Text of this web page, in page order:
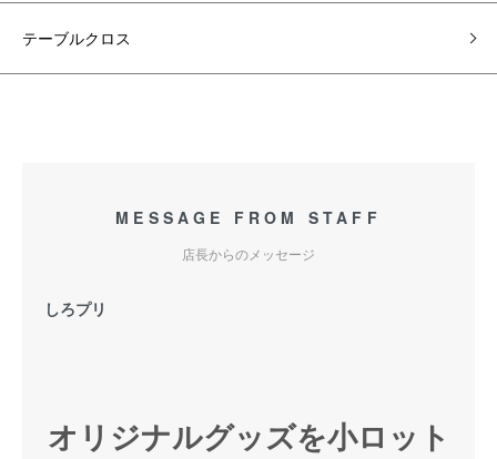
テーブルクロス
MESSAGE FROM STAFF
店長からのメッセージ
しろプリ
オリジナルグッズを小ロット